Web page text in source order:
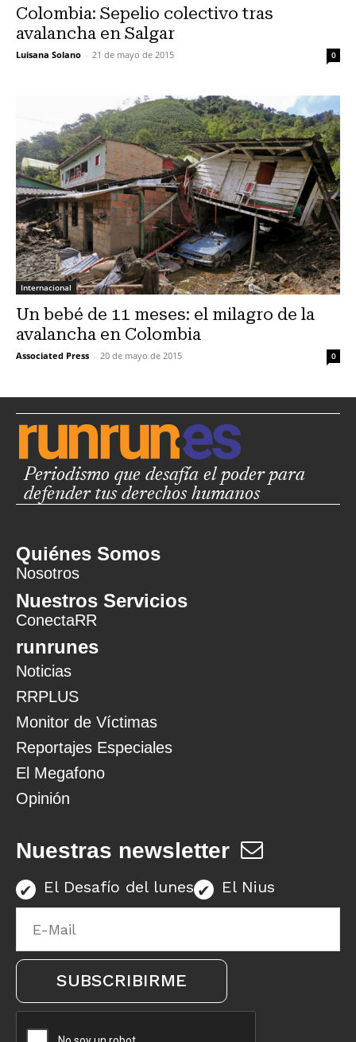
Colombia: Sepelio colectivo tras
avalancha en Salgar
Luisana Solano - 21 de mayo de 2015 0
Internacional
Un bebé de 11 meses: el milagro de la
avalancha en Colombia
Associated Press - 20 de mayo de 2015 0
Periodismo que desafía el poder para
defender tus derechos humanos
Quiénes Somos
Nosotros
Nuestros Servicios
ConectaRR
runrunes
Noticias
RRPLUS
Monitor de Víctimas
Reportajes Especiales
El Megafono
Opinión
Nuestras newsletter
El Desafío del lunes El Nius